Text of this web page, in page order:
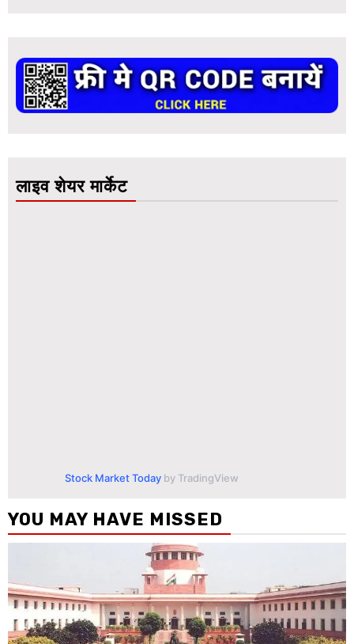
लाइव शेयर मार्केट
Stock Market Today by TradingView
YOU MAY HAVE MISSED